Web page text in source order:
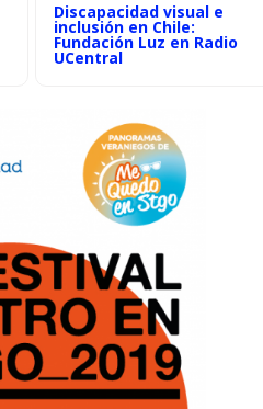
Discapacidad visual e
inclusión en Chile:
Fundación Luz en Radio
UCentral